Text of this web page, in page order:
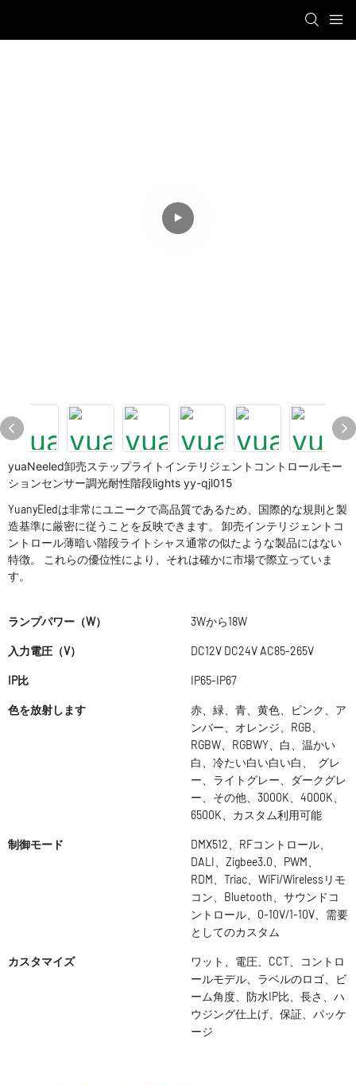
yuaNeeled卸売ステップライトインテリジェントコントロールモー
ションセンサー調光耐性階段lights yy-qjl015
YuanyEledは非常にユニークで高品質であるため、国際的な規則と製
造基準に厳密に従うことを反映できます。 卸売インテリジェントコ
ントロール薄暗い階段ライトシャス通常の似たような製品にはない
特徴。 これらの優位性により、それは確かに市場で際立っていま
す。
ランプパワー（W） 3Wから18W
入力電圧（V） DC12V DC24V AC85-265V
IP比 IP65-IP67
色を放射します
赤、緑、青、黄色、ピンク、ア
ンバー、オレンジ、RGB、
RGBW、RGBWY、白、温かい
白、冷たい白い白い白、 グレ
ー、ライトグレー、ダークグレ
ー、その他、3000K、4000K、
6500K、カスタム利用可能
制御モード
DMX512、RFコントロール、
DALI、Zigbee3.0、PWM、
RDM、Triac、WiFi/Wirelessリモ
コン、Bluetooth、サウンドコ
ントロール、0-10V/1-10V、需要
としてのカスタム
カスタマイズ
ワット、電圧、CCT、コントロ
ールモデル、ラベルのロゴ、ビ
ーム角度、防水IP比、長さ、ハ
ウジング仕上げ、保証、パッケ
ージ